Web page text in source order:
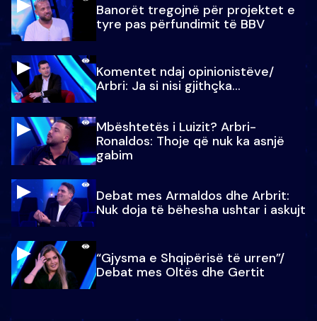
Banorët tregojnë për projektet e
tyre pas përfundimit të BBV
Komentet ndaj opinionistëve/
Arbri: Ja si nisi gjithçka…
Mbështetës i Luizit? Arbri-
Ronaldos: Thoje që nuk ka asnjë
gabim
Debat mes Armaldos dhe Arbrit:
Nuk doja të bëhesha ushtar i askujt
“Gjysma e Shqipërisë të urren”/
Debat mes Oltës dhe Gertit